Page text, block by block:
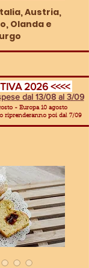
Austria,
Olanda e
- Europa 10 agosto
riprenderanno poi dal 7/09
2026 <<<<
dal 13/08 al 3/09